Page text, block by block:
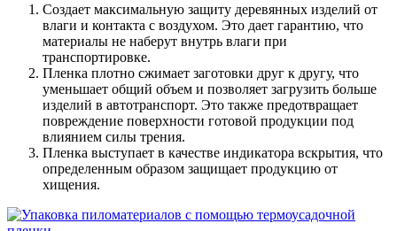
Создает максимальную защиту деревянных изделий от
влаги и контакта с воздухом. Это дает гарантию, что
материалы не наберут внутрь влаги при
транспортировке.
Пленка плотно сжимает заготовки друг к другу, что
уменьшает общий объем и позволяет загрузить больше
изделий в автотранспорт. Это также предотвращает
повреждение поверхности готовой продукции под
влиянием силы трения.
Пленка выступает в качестве индикатора вскрытия, что
определенным образом защищает продукцию от
хищения.